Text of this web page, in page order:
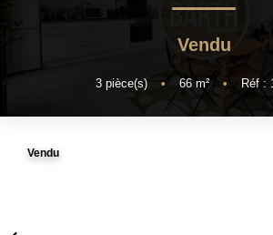
AGENCE
Vendu
3pièce(s) • 66m² • Réf :
Vendu